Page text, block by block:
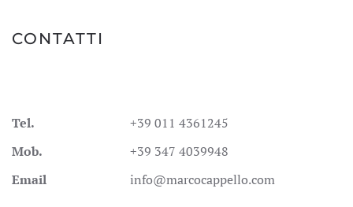
CONTATTI
Tel.
+39 011 4361245
Mob.
+39 347 4039948
Email
info@marcocappello.com